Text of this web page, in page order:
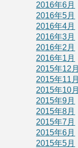
2016年6月
2016年5月
2016年4月
2016年3月
2016年2月
2016年1月
2015年12月
2015年11月
2015年10月
2015年9月
2015年8月
2015年7月
2015年6月
2015年5月